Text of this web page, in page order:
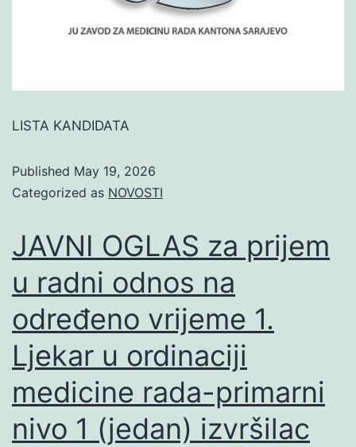
LISTA KANDIDATA
Published May 19, 2026
Categorized as NOVOSTI
JAVNI OGLAS za prijem
u radni odnos na
određeno vrijeme 1.
Ljekar u ordinaciji
medicine rada-primarni
nivo 1 (jedan) izvršilac